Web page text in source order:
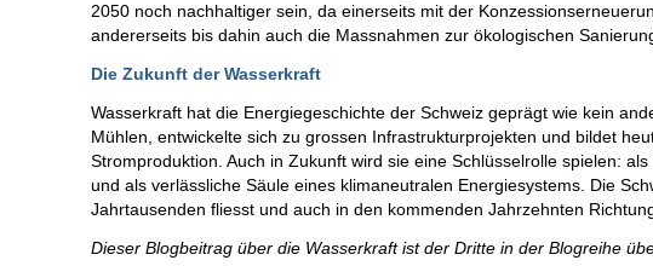
2050 noch nachhaltiger sein, da einerseits mit der
andererseits bis dahin auch die Massnahmen zur ökologischen
Die Zukunft der Wasserkraft
Wasserkraft hat die Energiegeschichte der Schweiz geprägt wie kein
Mühlen, entwickelte sich zu grossen Infrastrukturprojekten und bildet
Stromproduktion. Auch in Zukunft wird sie eine Schlüsselrolle spielen:
und als verlässliche Säule eines klimaneutralen Energiesystems. Die
Jahrtausenden fliesst und auch in den kommenden Jahrzehnten
Dieser Blogbeitrag über die Wasserkraft ist der Dritte in der Blogreihe